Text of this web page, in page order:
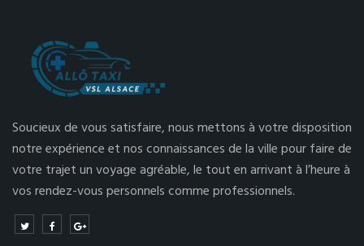
Soucieux de vous satisfaire, nous mettons à votre disposition
notre expérience et nos connaissances de la ville pour faire de
votre trajet un voyage agréable, le tout en arrivant à l’heure à
vos rendez-vous personnels comme professionnels.